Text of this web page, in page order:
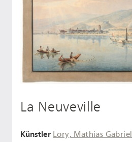
La Neuveville
Künstler Lory, Mathias Gabriel